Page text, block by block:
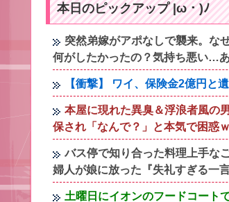
本日のピックアップ |ω・)ﾉ
突然弟嫁がアポなしで襲来。な
何がしたかったの？気持ち悪い…
【衝撃】 ワイ、保険金2億円と
本屋に現れた異臭＆浮浪者風の
保され「なんで？」と本気で困惑
バス停で知り合った料理上手な
婦人が娘に放った『失礼すぎる一
土曜日にイオンのフードコート